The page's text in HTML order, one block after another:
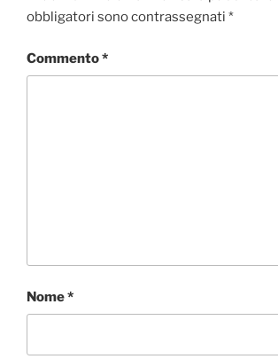
o
r
I
p
i
obbligatori sono contrassegnati *
Commento*
Nome*